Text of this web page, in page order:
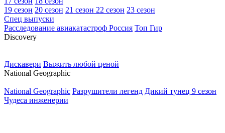
19 сезон 20 сезон 21 сезон 22 сезон 23 сезон
Спец выпуски
Расследование авиакатастроф Россия Топ Гир
Discovery
Дискавери Выжить любой ценой
National Geographic
National Geographic Разрушители легенд Дикий тунец 9 сезон
Чудеса инженерии